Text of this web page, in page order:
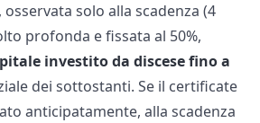
solo alla scadenza (4
profonda e fissata al 50%,
investito da discese fino a
dei sottostanti. Se il certificate
anticipatamente, alla scadenza